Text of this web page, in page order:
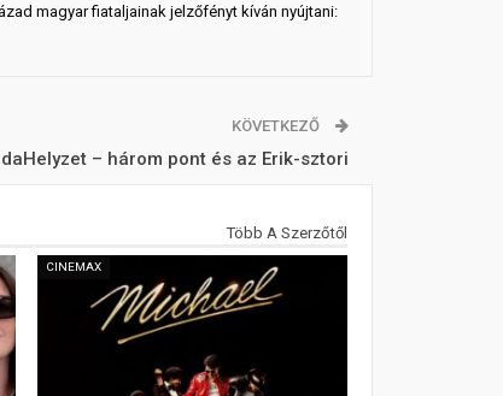
magyar fiataljainak jelzőfényt kíván nyújtani:
KÖVETKEZŐ
– három pont és az Erik-sztori
Több A Szerzőtől
CINEMAX